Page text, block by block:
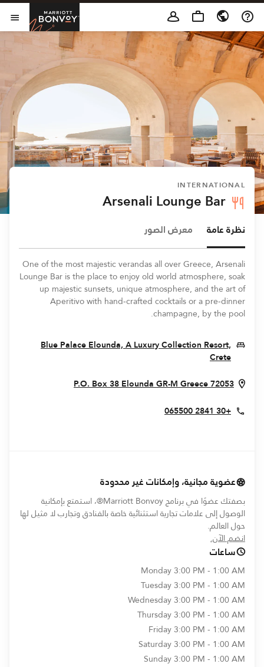
Skip to Content
INTERNATIONAL
Arsenali Lounge Bar
نظرة عامة معرض الصور
One of the most majestic verandas all over Greece, Arsenali
Lounge Bar is the place to enjoy old world atmosphere, soak
up majestic sunsets, unique atmosphere, and the art of
Aperitivo with hand-crafted cocktails or a pre-dinner
champagne, by the pool.
Blue Palace Elounda, A Luxury Collection Resort,
Crete
Opens In New Window
P.O. Box 38EloundaGR-MGreece72053
In New Window
+30 2841 065500
عضوية مجانية، وإمكانات غير محدودة
بصفتك عضوًا في برنامج Marriott Bonvoy®، استمتع بإمكانية
الوصول إلى علامات تجارية استثنائية خاصة بالفنادق وتجارب لا مثيل لها
حول العالم.
انضم الآن.
ساعات
Monday3:00 PM - 1:00 AM
Tuesday3:00 PM - 1:00 AM
Wednesday3:00 PM - 1:00 AM
Thursday3:00 PM - 1:00 AM
Friday3:00 PM - 1:00 AM
Saturday3:00 PM - 1:00 AM
Sunday3:00 PM - 1:00 AM